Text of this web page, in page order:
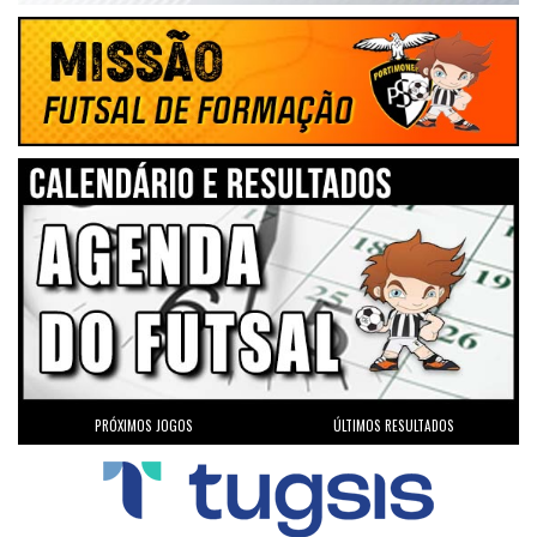
03/02/2024
13.ªJornada
Portimonense
9 - 0
SC Farense
Pav. Esc. D. Afonso III - Faro
27/01/2024
12.ªJornada
S.Pedro Futsal CF
0 - 3
Portimonense
Pav. Municipal de Castro Marim
21/01/2024
11.ªJornada
Castromarinense
0 - 5
Portimonense
Pavilhão Gimnodesportivo de Portimão
13/01/2024
10.ªJornada
Portimonense
4 - 1
GEJUPCE Portimão
Pavilhão Gimnodesportivo de Portimão
PRÓXIMOS JOGOS ÚLTIMOS RESULTADOS